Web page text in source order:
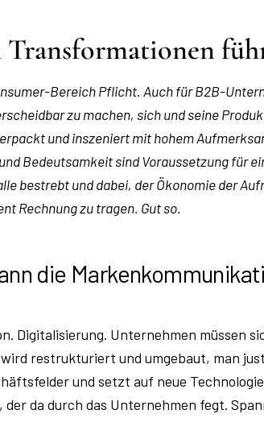
Bereich Pflicht. Auch für B2B-
zu machen, sich und seine
und inszeniert mit hohem
Bedeutsamkeit sind Voraussetzung für
bestrebt und dabei, der Ökonomie der
Rechnung zu tragen. Gut so.
die
Digitalisierung. Unternehmen müssen
restrukturiert und umgebaut, man
und setzt auf neue
da durch das Unternehmen fegt.